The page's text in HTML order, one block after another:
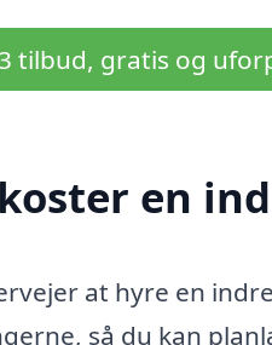
tilbud, gratis og
en
at hyre en
så du kan